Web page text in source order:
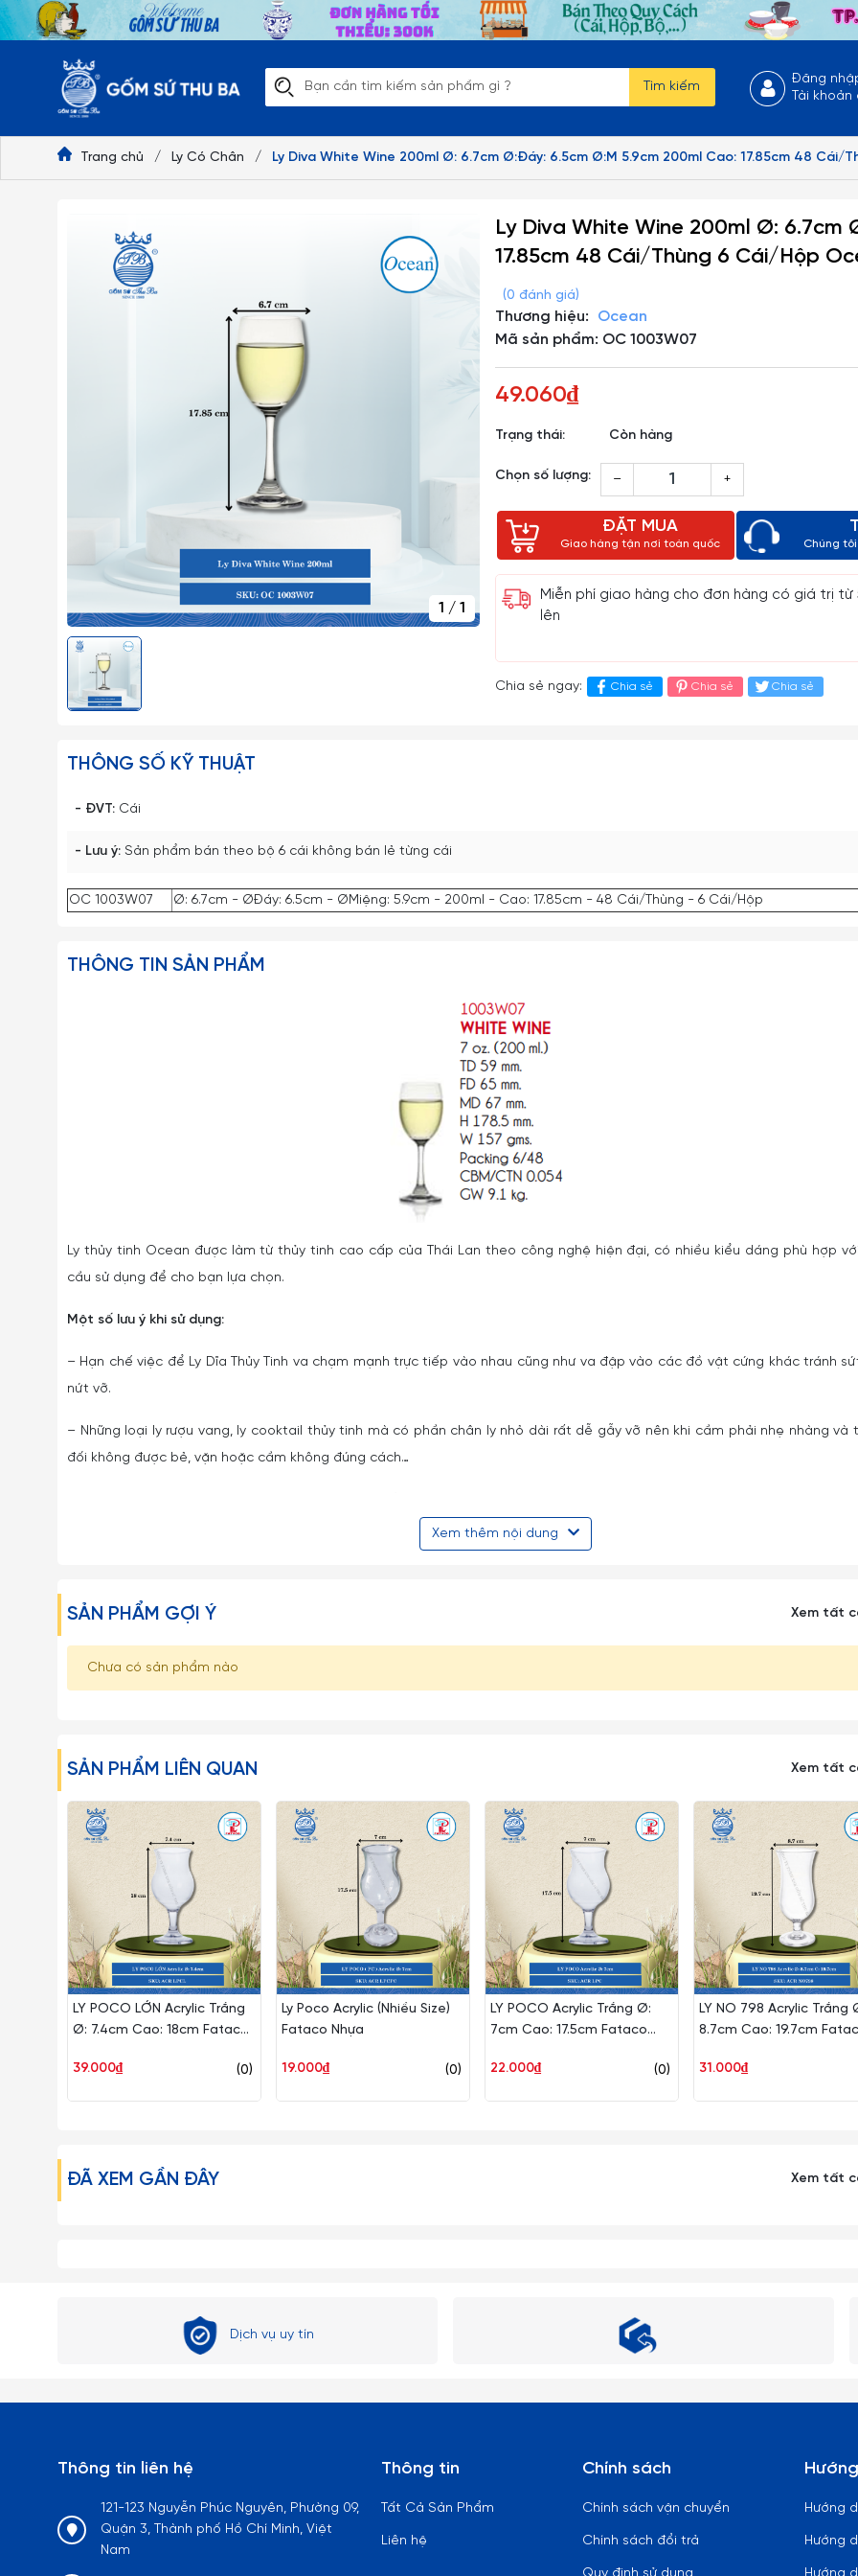
Tìm kiếm
Đăng
Tài khoản
Trang chủ / Ly Có Chân / Ly Diva White Wine 200ml Ø: 6.7cm Ø:Đáy: 6.5cm Ø:M 5.9cm 200ml Cao: 17.85cm 48 Cái/
1 /1
Ly Diva White Wine 200ml Ø: 6.7cm
17.85cm 48 Cái/Thùng 6 Cái/Hộp
(0 đánh giá)
Thương hiệu:
Ocean
Mã sản phẩm: OC 1003W07
49.060₫
Trạng thái: Còn hàng
Chọn số lượng: – +
ĐẶT MUA
Giao hàng tận nơi toàn quốc Chúng
Miễn phí giao hàng cho đơn hàng có giá trị
lên
Chia sẻ ngay: Chia sẻ Chia sẻ Chia sẻ
THÔNG SỐ KỸ THUẬT
- ĐVT: Cái
- Lưu ý: Sản phẩm bán theo bộ 6 cái không bán lẻ từng cái
OC 1003W07 Ø: 6.7cm - ØĐáy: 6.5cm - ØMiệng: 5.9cm - 200ml - Cao: 17.85cm - 48 Cái/Thùng - 6 Cái/Hộp
THÔNG TIN SẢN PHẨM
Ly thủy tinh Ocean được làm từ thủy tinh cao cấp của Thái Lan theo công nghệ hiện đại, có nhiều kiểu dáng phù hợp
cầu sử dụng để cho bạn lựa chọn.
Một số lưu ý khi sử dụng:
– Hạn chế việc để Ly Dĩa Thủy Tinh va chạm mạnh trực tiếp vào nhau cũng như va đập vào các đồ vật cứng khác tránh
nứt vỡ.
– Những loại ly rượu vang, ly cooktail thủy tinh mà có phần chân ly nhỏ dài rất dễ gẫy vỡ nên khi cầm phải nhẹ nhàng và
đối không được bẻ, vặn hoặc cầm không đúng cách…
– Tránh dùng Ly Ocean Thái Lan trong lò vi sóng, lò nướng hay các thiết bị có nhiệt độ cao.
– Tuyệt đối tránh rót nước sôi nóng một cách đột ngột vào các sản phẩm làm từ thuy tinh (từ nóng sang lạnh hoặc
1. Đây là sản phẩm có thể bị vỡ nếu tác động với lực cực mạnh như ném, vứt, rớt từ trên cao xuống, vì vậy xin quý khách vui
để ngoài tầm với trẻ em.
2. Về kích thước: Do góc chụp khác nhau nên sẽ gây ra những lỗi thị giác nhất định. Sai số có thể từ 1-2cm
Xem thêm nội dung
SẢN PHẨM GỢI Ý Xem tất
Chưa có sản phẩm nào
SẢN PHẨM LIÊN QUAN Xem tất
LY POCO LỚN Acrylic Trắng
Ø: 7.4cm Cao: 18cm Fataco
(0)
39.000₫
Ly Poco Acrylic (Nhiều Size)
Fataco Nhựa
(0)
19.000₫
LY POCO Acrylic Trắng Ø:
7cm Cao: 17.5cm Fataco
(0)
22.000₫
LY NO 798 Acrylic Trắng
8.7cm Cao: 19.7cm
31.000₫
ĐÃ XEM GẦN ĐÂY Xem tất
Dịch vụ uy tín
Thông tin liên hệ
121-123 Nguyễn Phúc Nguyên, Phường 09,
Quận 3, Thành phố Hồ Chí Minh, Việt
Nam
Thông tin
Tất Cả Sản Phẩm
Liên hệ
Chính sách
Chính sách vận chuyển
Chính sách đổi trả
Hướng
Hướng